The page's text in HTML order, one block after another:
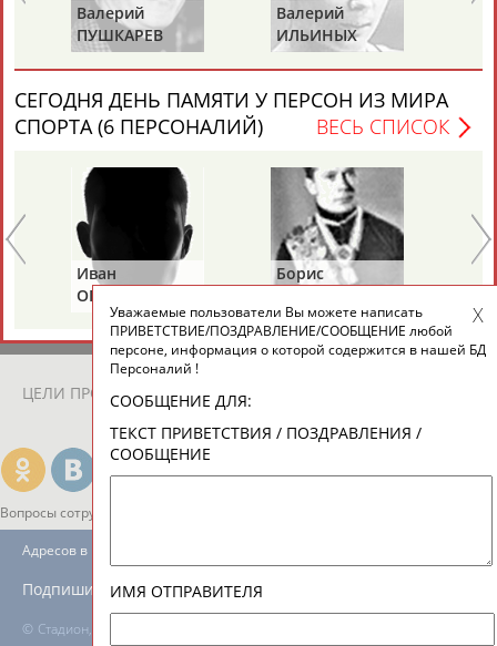
Камалудин
АБДУЛДАУДОВ
Абдула
АБДУЛЖАЛИЛОВ
Магомед
АБДУЛКАГИРОВ
Назир
АБДУЛЛАЕВ
24 персон из 13181
ЕЩЁ ПЕРСОНЫ
ТАБЛО АКТИВНОСТИ
ЦЕЛИ ПРОЕКТА КОНТАКТЫ
Вопросы сотрудничества и совместной деятельности
© Стадион, 1998-2026
Адресов в новостной рассылке: 996
Подпишись
Валерий
ПУШКАРЕВ
Валерий
ИЛЬИНЫХ
СЕГОДНЯ ДЕНЬ ПАМЯТИ У ПЕРСОН ИЗ МИРА
СПОРТА (6 ПЕРСОНАЛИЙ)
ВЕСЬ СПИСОК
Иван
ОГАНОВ
Борис
Уважаемые пользователи Вы можете написать
ПРИВЕТСТВИЕ/ПОЗДРАВЛЕНИЕ/СООБЩЕНИЕ любой
персоне, информация о которой содержится в нашей БД
Персоналий !
СООБЩЕНИЕ ДЛЯ:
ТЕКСТ ПРИВЕТСТВИЯ / ПОЗДРАВЛЕНИЯ /
СООБЩЕНИЕ
ИМЯ ОТПРАВИТЕЛЯ